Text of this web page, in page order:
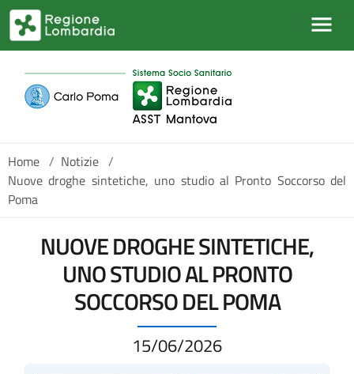
Salta al contenuto principale
Home / Notizie /
Nuove droghe sintetiche, uno studio al Pronto Soccorso del
Poma
NUOVE DROGHE SINTETICHE,
UNO STUDIO AL PRONTO
SOCCORSO DEL POMA
15/06/2026